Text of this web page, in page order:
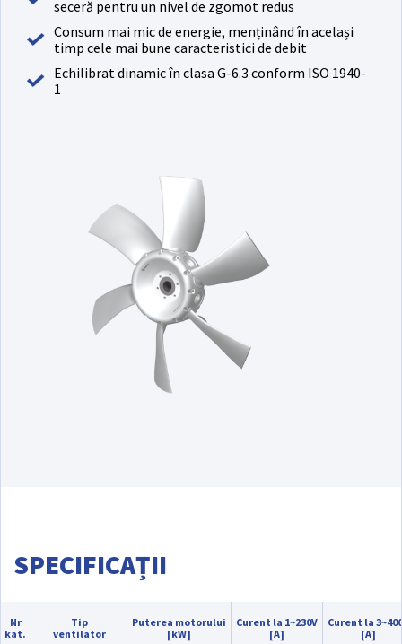
seceră pentru un nivel de zgomot redus
Consum mai mic de energie, menținând în același
timp cele mai bune caracteristici de debit
Echilibrat dinamic în clasa G-6.3 conform ISO 1940-
1
SPECIFICAȚII
Nr
kat.
Tip
ventilator
Puterea motorului
[kW]
Curent la 1~230V
[A]
Curent la
[A]